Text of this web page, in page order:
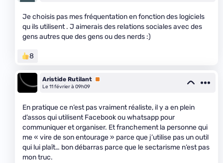
Je choisis pas mes fréquentation en fonction des logiciels
qu ils utilisent . J aimerais des relations sociales avec des
gens autres que des gens ou des nerds :)
8
Aristide Rutilant Premium
Le 11 février à 09h09
En pratique ce n’est pas vraiment réaliste, il y a en plein
d’assos qui utilisent Facebook ou whatsapp pour
communiquer et organiser. Et franchement la personne qui
me « vire de son entourage » parce que j’utilise pas un outil
qui lui plaît… bon débarras parce que le sectarisme n’est pas
mon truc.